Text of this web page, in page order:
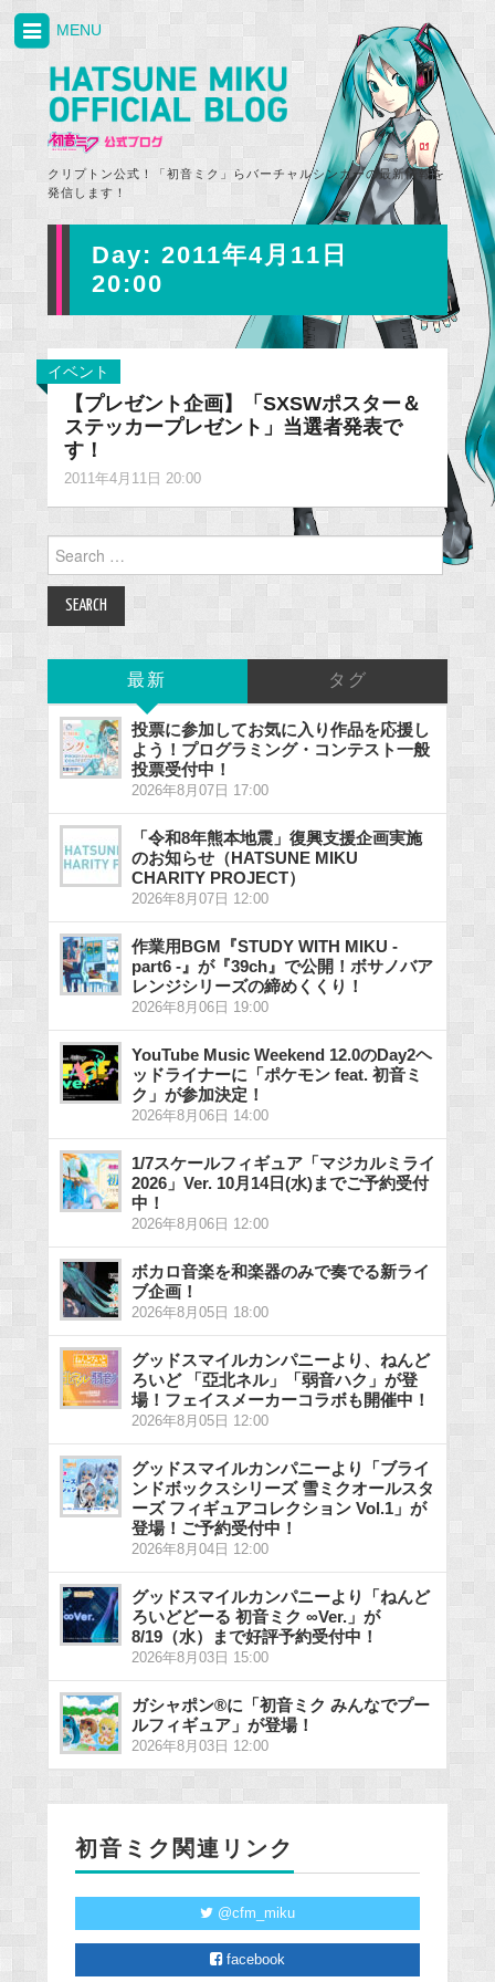
クリプトン公式！「初音ミク」らバーチャルシンガーの最新情報を
発信します！
MENU
Day: 2011年4月11日
20:00
イベント
【プレゼント企画】「SXSWポスター＆
ステッカープレゼント」当選者発表で
す！
2011年4月11日 20:00
Search
for:
最新 タグ
投票に参加してお気に入り作品を応援し
よう！プログラミング・コンテスト一般
投票受付中！
2026年8月07日 17:00
「令和8年熊本地震」復興支援企画実施
のお知らせ（HATSUNE MIKU
CHARITY PROJECT）
2026年8月07日 12:00
作業用BGM『STUDY WITH MIKU -
part6 -』が『39ch』で公開！ボサノバア
レンジシリーズの締めくくり！
2026年8月06日 19:00
YouTube Music Weekend 12.0のDay2ヘ
ッドライナーに「ポケモン feat. 初音ミ
ク」が参加決定！
2026年8月06日 14:00
1/7スケールフィギュア「マジカルミライ
2026」Ver. 10月14日(水)までご予約受付
中！
2026年8月06日 12:00
ボカロ音楽を和楽器のみで奏でる新ライ
ブ企画！
2026年8月05日 18:00
グッドスマイルカンパニーより、ねんど
ろいど 「亞北ネル」「弱音ハク」が登
場！フェイスメーカーコラボも開催中！
2026年8月05日 12:00
グッドスマイルカンパニーより「ブライ
ンドボックスシリーズ 雪ミクオールスタ
ーズ フィギュアコレクション Vol.1」が
登場！ご予約受付中！
2026年8月04日 12:00
グッドスマイルカンパニーより「ねんど
ろいどどーる 初音ミク ∞Ver.」が
8/19（水）まで好評予約受付中！
2026年8月03日 15:00
ガシャポン®に「初音ミク みんなでプー
ルフィギュア」が登場！
2026年8月03日 12:00
初音ミク関連リンク
@cfm_miku
facebook